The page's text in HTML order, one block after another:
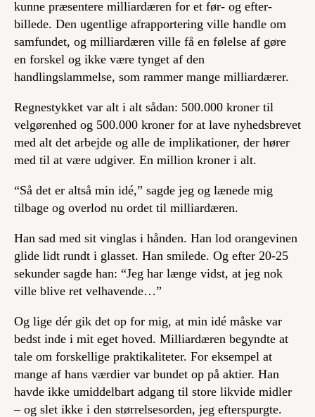
kunne præsentere milliardæren for et før- og efter-
billede. Den ugentlige afrapportering ville handle om
samfundet, og milliardæren ville få en følelse af gøre
en forskel og ikke være tynget af den
handlingslammelse, som rammer mange milliardærer.
Regnestykket var alt i alt sådan: 500.000 kroner til
velgørenhed og 500.000 kroner for at lave nyhedsbrevet
med alt det arbejde og alle de implikationer, der hører
med til at være udgiver. En million kroner i alt.
“Så det er altså min idé,” sagde jeg og lænede mig
tilbage og overlod nu ordet til milliardæren.
Han sad med sit vinglas i hånden. Han lod orangevinen
glide lidt rundt i glasset. Han smilede. Og efter 20-25
sekunder sagde han: “Jeg har længe vidst, at jeg nok
ville blive ret velhavende…”
Og lige dér gik det op for mig, at min idé måske var
bedst inde i mit eget hoved. Milliardæren begyndte at
tale om forskellige praktikaliteter. For eksempel at
mange af hans værdier var bundet op på aktier. Han
havde ikke umiddelbart adgang til store likvide midler
– og slet ikke i den størrelsesorden, jeg efterspurgte.